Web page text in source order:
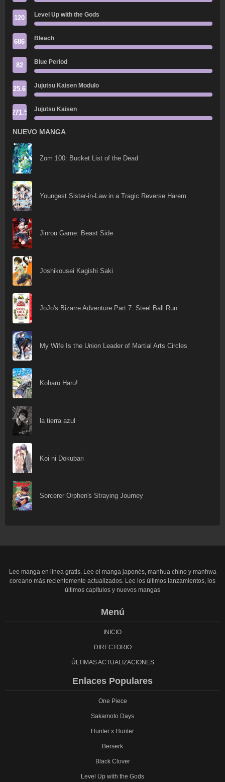
120 Level Up with the Gods
686 Bleach
82 Blue Period
25.6 Jujutsu Kaisen Modulo
271.5 Jujutsu Kaisen
NUEVO MANGA
Zom 100: Bucket List of the Dead
Youngest Sister-in-Law in a Tragic Reverse Harem
Jinrou Game: Beast Side
Joshikousei Kagishi Saki
JoJo's Bizarre Adventure Part 7: Steel Ball Run
My Wife Is the Union Leader of Martial Arts Circles
Koharu Haru!
la tierra azul
Koi ni Dokubari
Sorcerer Orphen's Straying Journey
Lee manga en línea gratis. Lee el manga japonés, manhua chino y manhwa
coreano más recientemente actualizados. Lee los últimos lanzamientos, los
últimos capítulos y nuevos mangas
Menú
INICIO
DIRECTORIO
ÚLTIMAS ACTUALIZACIONES
Enlaces Populares
One Piece
Sakamoto Days
Hunter x Hunter
Berserk
Black Clover
Level Up with the Gods